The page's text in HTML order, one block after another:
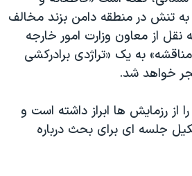
به تنش در منطقه دامن بزند مخالف
از معاون وزارت امور خارجه
به یک «تراژدی برادرکشی
خواهد شد.
از رزمایش ها ابراز داشته است و
جلسه ای برای بحث درباره